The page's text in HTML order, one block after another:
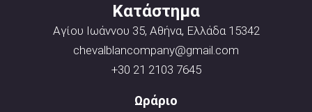
Κατάστημα
Αγίου Ιωάννου 35, Αθήνα, Ελλάδα 15342
chevalblancompany@gmail.com
+30 21 2103 7645
Ωράριο